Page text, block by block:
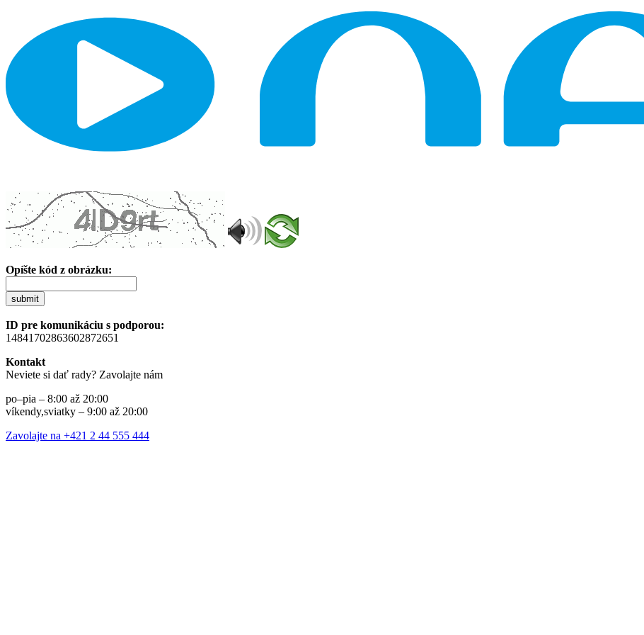
Opíšte kód z obrázku:
submit
ID pre komunikáciu s podporou:
14841702863602872651
Kontakt
Neviete si dať rady? Zavolajte nám
po–pia – 8:00 až 20:00
víkendy,sviatky – 9:00 až 20:00
Zavolajte na +421 2 44 555 444